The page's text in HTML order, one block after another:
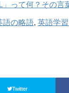
」って何？その言
語の略語, 英語学
Twitter